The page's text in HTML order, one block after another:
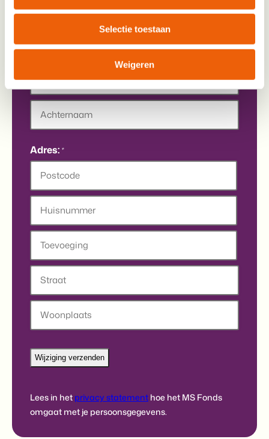
Selectie toestaan
Weigeren
Tussenvoegsel
Adres: *
Postcode
Huisnummer
Toevoeging
Straat
Lees in het privacy statement hoe het MS Fonds
omgaat met je persoonsgegevens.